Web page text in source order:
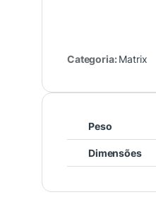
Categoria:Matrix
Peso
Dimensões